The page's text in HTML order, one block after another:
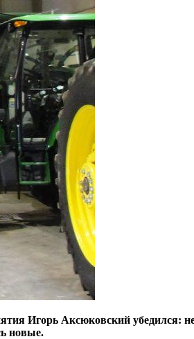
Игорь Аксюковский убедился:
новые.